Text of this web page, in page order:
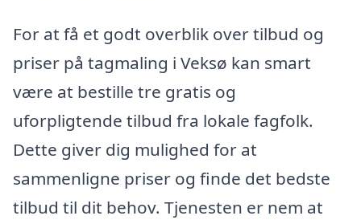
For at få et godt overblik over tilbud og
priser på tagmaling i Veksø kan smart
være at bestille tre gratis og
uforpligtende tilbud fra lokale fagfolk.
Dette giver dig mulighed for at
sammenligne priser og finde det bedste
tilbud til dit behov. Tjenesten er nem at